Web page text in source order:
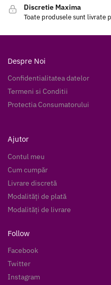
Discretie Maxima
Toate produsele sunt livrate
Despre Noi
Confidentialitatea datelor
Termeni si Conditii
Protectia Consumatorului
Ajutor
Contul meu
Cum cumpăr
Livrare discretă
Modalități de plată
Modalități de livrare
Follow
Facebook
Twitter
Instagram